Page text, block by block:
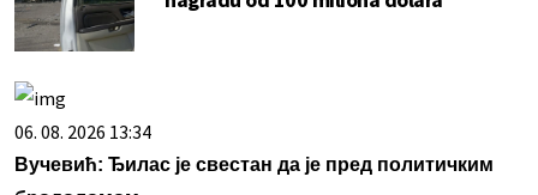
06. 08. 2026 13:34
Вучевић: Ђилас је свестан да је пред политичким